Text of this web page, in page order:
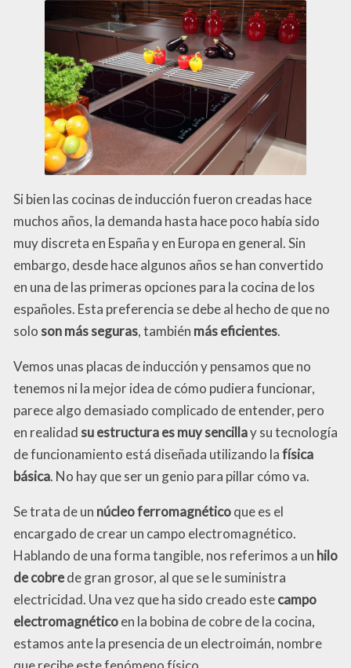
Si bien las cocinas de inducción fueron creadas hace
muchos años, la demanda hasta hace poco había sido
muy discreta en España y en Europa en general. Sin
embargo, desde hace algunos años se han convertido
en una de las primeras opciones para la cocina de los
españoles. Esta preferencia se debe al hecho de que no
solo son más seguras, también más eficientes.
Vemos unas placas de inducción y pensamos que no
tenemos ni la mejor idea de cómo pudiera funcionar,
parece algo demasiado complicado de entender, pero
en realidad su estructura es muy sencillay su tecnología
de funcionamiento está diseñada utilizando lafísica
básica. No hay que ser un genio para pillar cómo va.
Se trata de un núcleo ferromagnéticoque es el
encargado de crear un campo electromagnético.
Hablando de una forma tangible, nos referimos a un hilo
de cobrede gran grosor, al que se le suministra
electricidad. Una vez que ha sido creado estecampo
electromagnéticoen la bobina de cobre de la cocina,
estamos ante la presencia de un electroimán, nombre